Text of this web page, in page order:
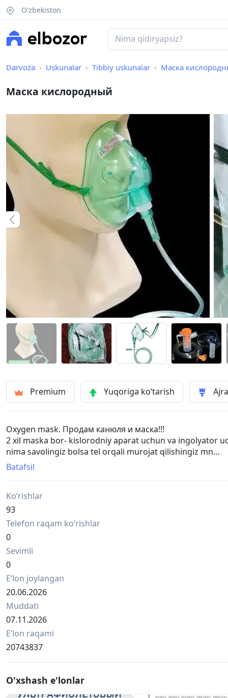
O'zbekiston
Darvoza Uskunalar Tibbiy uskunalar Маска
Маска кислородный
Premium Yuqoriga ko‘tarish
Oxygen mask. Продам канюля и маска!!!
2 xil maska bor- kislorodniy aparat uchun va ingolyator
nima savolingiz bolsa tel orqali murojat qilishingiz mn
Optom va donaga bor
Это устройство для доставки лекарств в дыхательные
Набор включает: 2маски для ингаляций, емкость для
Совместим с компрессорными ингаляторами
оптом и розн...
+998501533959
Batafsil
Ko‘rishlar
93
Telefon raqam ko‘rishlar
0
Sevimli
0
Eʼlon joylangan
20.06.2026
Muddati
07.11.2026
Eʼlon raqami
20743837
O'xshash e'lonlar